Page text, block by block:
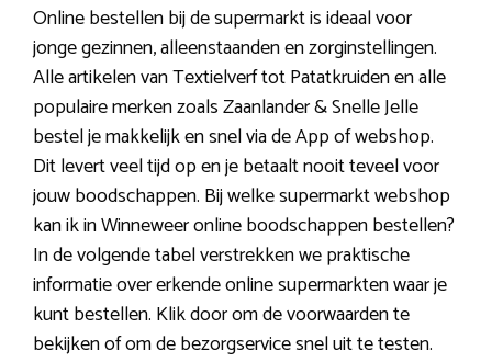
Online bestellen bij de supermarkt is ideaal voor
jonge gezinnen, alleenstaanden en zorginstellingen.
Alle artikelen van Textielverf tot Patatkruiden en alle
populaire merken zoals Zaanlander & Snelle Jelle
bestel je makkelijk en snel via de App of webshop.
Dit levert veel tijd op en je betaalt nooit teveel voor
jouw boodschappen. Bij welke supermarkt webshop
kan ik in Winneweer online boodschappen bestellen?
In de volgende tabel verstrekken we praktische
informatie over erkende online supermarkten waar je
kunt bestellen. Klik door om de voorwaarden te
bekijken of om de bezorgservice snel uit te testen.